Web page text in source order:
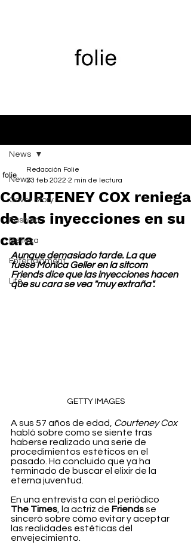
News
Cover Story
Fashion
Belleza
Entertainment
Life
News
COURTENEY COX reniega
de las inyecciones en su
cara
Redacción Folie
23 feb 2022 2 min de lectura
Aunque demasiado tarde. La que
fuese Monica Geller en la sitcom
Friends dice que las inyecciones hacen
que su cara se vea "muy extraña".
GETTY IMAGES
A sus 57 años de edad, Courteney Cox
habló sobre como se siente tras
haberse realizado una serie de
procedimientos estéticos en el
pasado. Ha concluido que ya ha
terminado de buscar el elixir de la
eterna juventud.
En una entrevista con el periódico
The Times , la actriz de Friends se
sinceró sobre cómo evitar y aceptar
las realidades estéticas del
envejecimiento.